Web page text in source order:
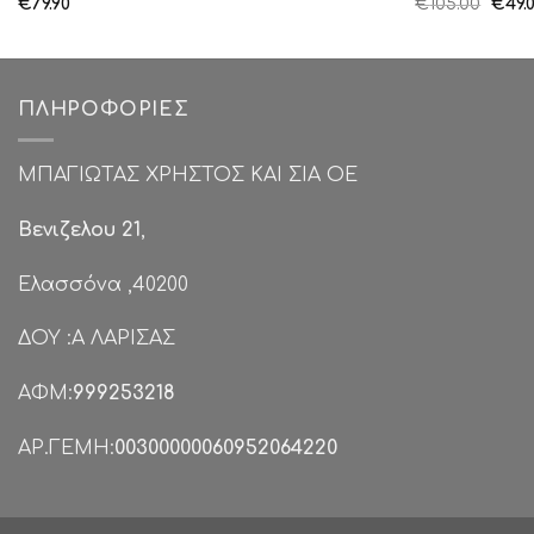
ΠΛΗΡΟΦΟΡΊΕΣ
ΜΠΑΓΙΩΤΑΣ ΧΡΗΣΤΟΣ ΚΑΙ ΣΙΑ ΟΕ
Βενιζελου 21,
Ελασσόνα ,40200
ΔΟΥ :Α ΛΑΡΙΣΑΣ
ΑΦΜ:999253218
ΑΡ.ΓΕΜΗ:00300000060952064220